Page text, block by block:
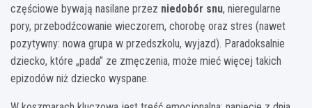
częściowe bywają nasilane przez niedobór snu, nieregularne
pory, przebodźcowanie wieczorem, chorobę oraz stres (nawet
pozytywny: nowa grupa w przedszkolu, wyjazd). Paradoksalnie
dziecko, które „pada” ze zmęczenia, może mieć więcej takich
epizodów niż dziecko wyspane.